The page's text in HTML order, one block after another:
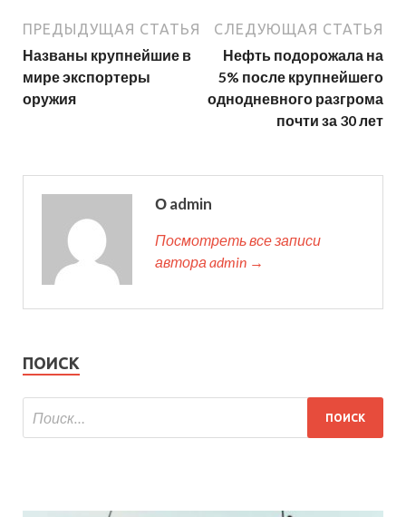
ПРЕДЫДУЩАЯ СТАТЬЯ
Названы крупнейшие в
мире экспортеры
оружия
СЛЕДУЮЩАЯ СТАТЬЯ
Нефть подорожала на
5% после крупнейшего
однодневного разгрома
почти за 30 лет
О admin
Посмотреть все записи
автора admin →
ПОИСК